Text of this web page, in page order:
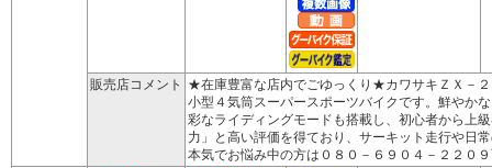
販売店コメント
★在庫豊富な店内でごゆっくり★カワサキＺＸ－
小型４気筒スーパースポーツバイクです。鮮やか
彩なライディングモードも搭載し、初心者から上
力」と高い評価を得ており、サーキット走行や日
本気でお悩み中の方は０８０－６９０４－２２０